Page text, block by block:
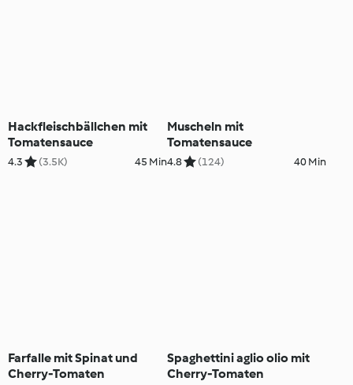
Hackfleischbällchen mit
Tomatensauce
4.3 (3.5K) 45 Min
Muscheln mit
Tomatensauce
4.8 (124) 40 Min
Farfalle mit Spinat und
Cherry-Tomaten
Spaghettini aglio olio mit
Cherry-Tomaten